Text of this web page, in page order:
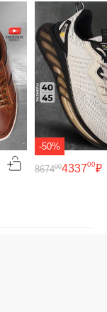
-50%
433700₽
867400